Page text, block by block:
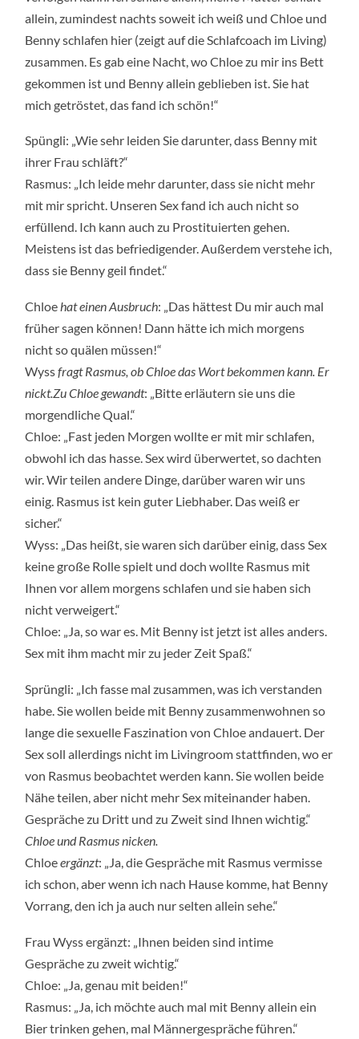
allein, zumindest nachts soweit ich weiß und Chloe und
Benny schlafen hier (zeigt auf die Schlafcoach im Living)
zusammen. Es gab eine Nacht, wo Chloe zu mir ins Bett
gekommen ist und Benny allein geblieben ist. Sie hat
mich getröstet, das fand ich schön!“
Spüngli: „Wie sehr leiden Sie darunter, dass Benny mit
ihrer Frau schläft?“
Rasmus: „Ich leide mehr darunter, dass sie nicht mehr
mit mir spricht. Unseren Sex fand ich auch nicht so
erfüllend. Ich kann auch zu Prostituierten gehen.
Meistens ist das befriedigender. Außerdem verstehe ich,
dass sie Benny geil findet.“
Chloehat einen Ausbruch: „Das hättest Du mir auch mal
früher sagen können! Dann hätte ich mich morgens
nicht so quälen müssen!“
Wyssfragt Rasmus, ob Chloe das Wort bekommen kann. Er
nickt.Zu Chloe gewandt: „Bitte erläutern sie uns die
morgendliche Qual.“
Chloe: „Fast jeden Morgen wollte er mit mir schlafen,
obwohl ich das hasse. Sex wird überwertet, so dachten
wir. Wir teilen andere Dinge, darüber waren wir uns
einig. Rasmus ist kein guter Liebhaber. Das weiß er
sicher.“
Wyss: „Das heißt, sie waren sich darüber einig, dass Sex
keine große Rolle spielt und doch wollte Rasmus mit
Ihnen vor allem morgens schlafen und sie haben sich
nicht verweigert.“
Chloe: „Ja, so war es. Mit Benny ist jetzt ist alles anders.
Sex mit ihm macht mir zu jeder Zeit Spaß.“
Sprüngli: „Ich fasse mal zusammen, was ich verstanden
habe. Sie wollen beide mit Benny zusammenwohnen so
lange die sexuelle Faszination von Chloe andauert. Der
Sex soll allerdings nicht im Livingroom stattfinden, wo er
von Rasmus beobachtet werden kann. Sie wollen beide
Nähe teilen, aber nicht mehr Sex miteinander haben.
Gespräche zu Dritt und zu Zweit sind Ihnen wichtig.“
Chloe und Rasmus nicken.
Chloeergänzt: „Ja, die Gespräche mit Rasmus vermisse
ich schon, aber wenn ich nach Hause komme, hat Benny
Vorrang, den ich ja auch nur selten allein sehe.“
Frau Wyss ergänzt: „Ihnen beiden sind intime
Gespräche zu zweit wichtig.“
Chloe: „Ja, genau mit beiden!“
Rasmus: „Ja, ich möchte auch mal mit Benny allein ein
Bier trinken gehen, mal Männergespräche führen.“